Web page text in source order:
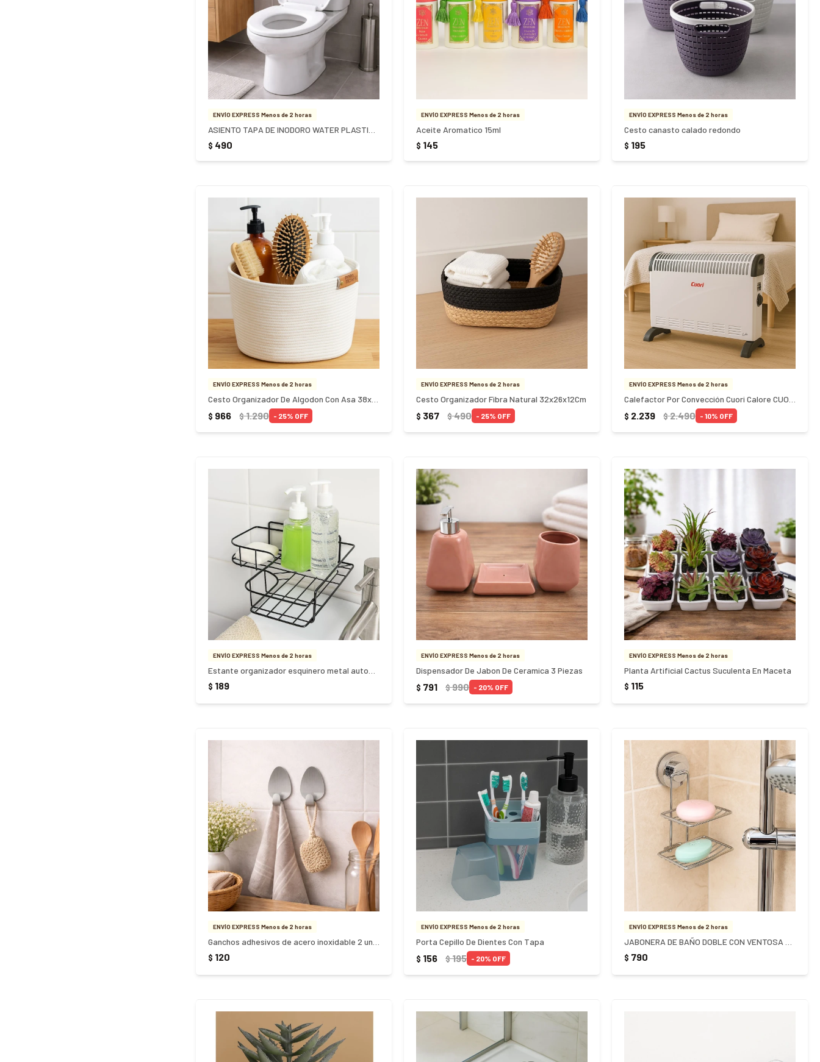
ENVÍO EXPRESS Menos de 2 horas
$ 490
ENVÍO EXPRESS Menos de 2 horas
Aceite Aromatico 15ml
$ 145
ENVÍO EXPRESS Menos de 2 horas
Cesto canasto calado redondo
$ 195
ENVÍO EXPRESS Menos de 2 horas
Cesto Organizador De Algodon Con Asa 38x30Cm Blanco
$ 966 $1.290 25
ENVÍO EXPRESS Menos de 2 horas
Cesto Organizador Fibra Natural 32x26x12Cm
$ 367 $490 25
ENVÍO EXPRESS Menos de 2 horas
$ 2.239 $2.490 10
ENVÍO EXPRESS Menos de 2 horas
$ 189
ENVÍO EXPRESS Menos de 2 horas
Dispensador De Jabon De Ceramica 3 Piezas
$ 791 $990 20
ENVÍO EXPRESS Menos de 2 horas
Planta Artificial Cactus Suculenta En Maceta
$ 115
ENVÍO EXPRESS Menos de 2 horas
$ 120
ENVÍO EXPRESS Menos de 2 horas
Porta Cepillo De Dientes Con Tapa
$ 156 $195 20
ENVÍO EXPRESS Menos de 2 horas
$ 790